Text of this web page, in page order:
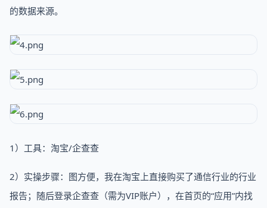
的数据来源。
1）工具：淘宝/企查查
2）实操步骤：图方便，我在淘宝上直接购买了通信行业的行业
报告；随后登录企查查（需为VIP账户），在首页的“应用”内找